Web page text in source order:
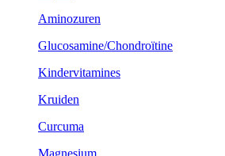
Aminozuren
Glucosamine/Chondroïtine
Kindervitamines
Kruiden
Curcuma
Magnesium